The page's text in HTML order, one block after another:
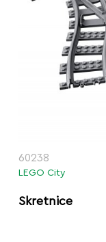
60238
LEGO City
Skretnice